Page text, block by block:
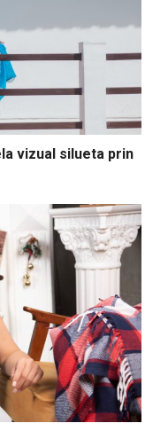
vizual silueta prin